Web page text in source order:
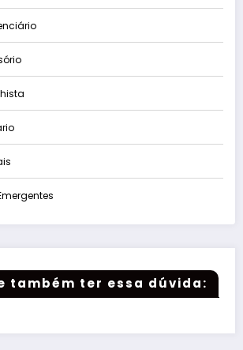
também ter essa dúvida: